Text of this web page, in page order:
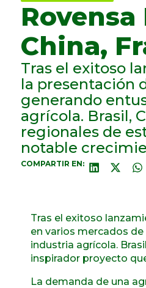
China,
Tras el exitoso
la presentación
generando
agrícola. Brasil,
regionales de
notable
COMPARTIR EN:
Tras el exitoso
en varios mercados
industria agrícola.
inspirador proyecto
La demanda de una